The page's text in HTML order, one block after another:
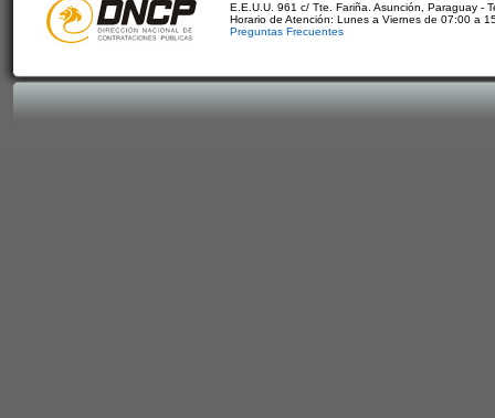
E.E.U.U. 961 c/ Tte. Fariña. Asunción, Paraguay -
Horario de Atención: Lunes a Viernes de 07:00 a
Preguntas Frecuentes